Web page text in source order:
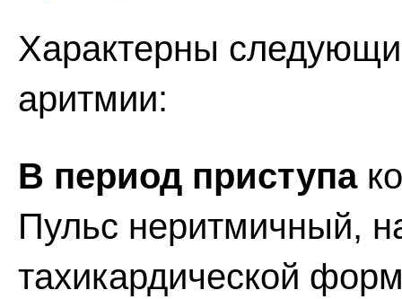
Характерны
аритмии:
В период приступа
Пульс неритмичный,
тахикардической